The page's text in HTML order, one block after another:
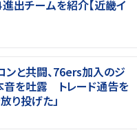
出チームを紹介【近畿イ
ンと共闘、76ers加入のジ
音を吐露 トレード通告を
り投げた」